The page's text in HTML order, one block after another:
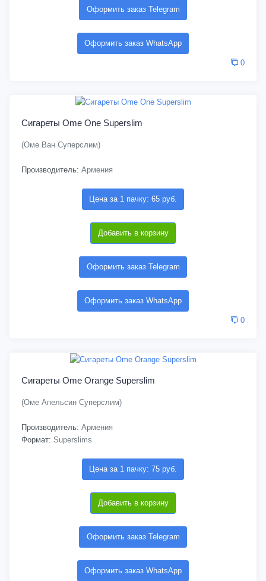
Оформить заказ Telegram
Оформить заказ WhatsApp
0
Сигареты Ome One Superslim
(Оме Ван Суперслим)
Производитель: Армения
Цена за 1 пачку: 65 руб.
Добавить в корзину
Оформить заказ Telegram
Оформить заказ WhatsApp
0
Сигареты Ome Orange Superslim
(Оме Апельсин Суперслим)
Производитель: Армения
Формат: Superslims
Цена за 1 пачку: 75 руб.
Добавить в корзину
Оформить заказ Telegram
Оформить заказ WhatsApp